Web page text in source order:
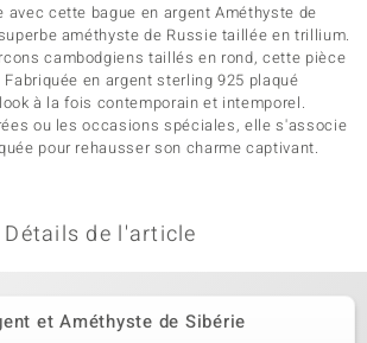
avec cette bague en argent Améthyste de
améthyste de Russie taillée en trillium.
cambodgiens taillés en rond, cette pièce
en argent sterling 925 plaqué
à la fois contemporain et intemporel.
ou les occasions spéciales, elle s'associe
pour rehausser son charme captivant.
Détails de l'article
et Améthyste de Sibérie